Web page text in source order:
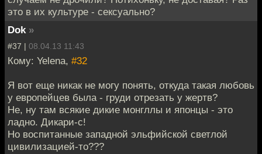
это в их культуре - сексуально?
Dok »
#37 | 08.04.13 11:43
Кому: Yelena, #32
Я вот еще никак не могу понять, откуда такая любовь
у европейцев была - груди отрезать у жертв?
Не, ну там всякие дикие монгллы и японцы - это
ладно. Дикари-с!
Но воспитанные западной эльфийской светлой
цивилизацией-то???